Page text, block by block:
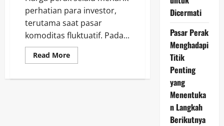
perhatian para investor,
terutama saat pasar
komoditas fluktuatif. Pada...
Read MoreRead
more
Perak
Dicermati
Pasar Perak
Menghadapi
Titik
Penting
yang
Menentuka
n Langkah
Berikutnya